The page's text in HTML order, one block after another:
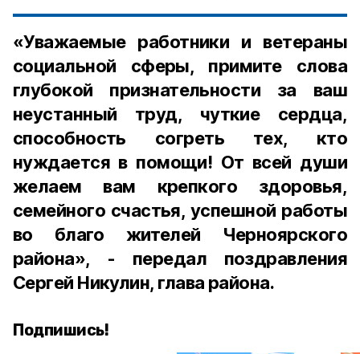
«Уважаемые работники и ветераны
социальной сферы, примите слова
глубокой признательности за ваш
неустанный труд, чуткие сердца,
способность согреть тех, кто
нуждается в помощи! От всей души
желаем вам крепкого здоровья,
семейного счастья, успешной работы
во благо жителей Черноярского
района», - передал поздравления
Сергей Никулин, глава района.
Подпишись!